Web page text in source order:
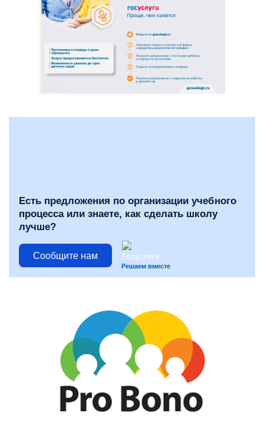
Есть предложения по организации учебного
процесса или знаете, как сделать школу
лучше?
Сообщите нам
Решаем вместе